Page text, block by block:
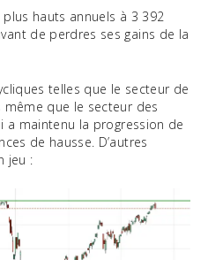
hauts annuels à 3 392
de perdres ses gains de la
telles que le secteur de
même que le secteur des
a maintenu la progression de
de hausse. D’autres
jeu :